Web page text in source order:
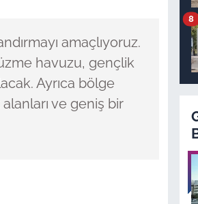
amaçlıyoruz.
havuzu, gençlik
Ayrıca bölge
ve geniş bir
8